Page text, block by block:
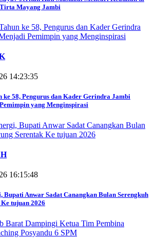
Mayang Jambi
14:23:35
ke 58, Pengurus dan Kader Gerindra Jambi
yang Menginspirasi
16:15:48
Bupati Anwar Sadat Canangkan Bulan Serengkuh
tujuan 2026